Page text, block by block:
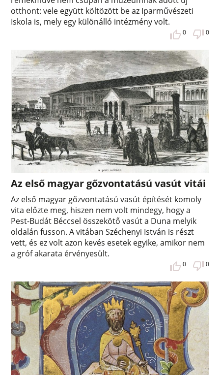
otthont: vele együtt költözött be az Iparművészeti
Iskola is, mely egy különálló intézmény volt.
0 0
Az első magyar gőzvontatású vasút vitái
Az első magyar gőzvontatású vasút építését komoly
vita előzte meg, hiszen nem volt mindegy, hogy a
Pest-Budát Béccsel összekötő vasút a Duna melyik
oldalán fusson. A vitában Széchenyi István is részt
vett, és ez volt azon kevés esetek egyike, amikor nem
a gróf akarata érvényesült.
0 0